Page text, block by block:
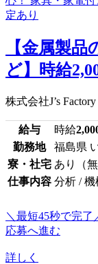
【金属製
ど】時給
株式会社J’s
給与 時給
勤務地
福島県
寮・社宅 あり（無
仕事内容 分析 / 機
＼最短45秒で完了
応募へ進む
詳しく